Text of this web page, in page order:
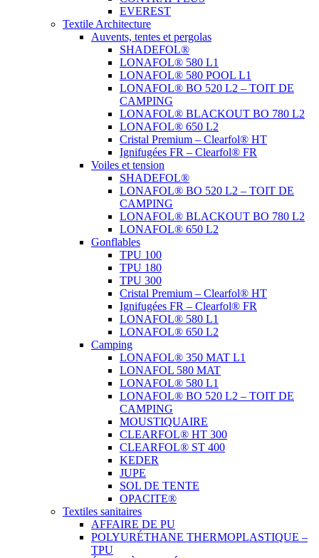
EVEREST
Textile Architecture
Auvents, tentes et pergolas
SHADEFOL®
LONAFOL® 580 L1
LONAFOL® 580 POOL L1
LONAFOL® BO 520 L2 – TOIT DE
CAMPING
LONAFOL® BLACKOUT BO 780 L2
LONAFOL® 650 L2
Cristal Premium – Clearfol® HT
Ignifugées FR – Clearfol® FR
Voiles et tension
SHADEFOL®
LONAFOL® BO 520 L2 – TOIT DE
CAMPING
LONAFOL® BLACKOUT BO 780 L2
LONAFOL® 650 L2
Gonflables
TPU 100
TPU 180
TPU 300
Cristal Premium – Clearfol® HT
Ignifugées FR – Clearfol® FR
LONAFOL® 580 L1
LONAFOL® 650 L2
Camping
LONAFOL® 350 MAT L1
LONAFOL 580 MAT
LONAFOL® 580 L1
LONAFOL® BO 520 L2 – TOIT DE
CAMPING
MOUSTIQUAIRE
CLEARFOL® HT 300
CLEARFOL® ST 400
KEDER
JUPE
SOL DE TENTE
OPACITE®
Textiles sanitaires
AFFAIRE DE PU
POLYURÉTHANE THERMOPLASTIQUE –
TPU